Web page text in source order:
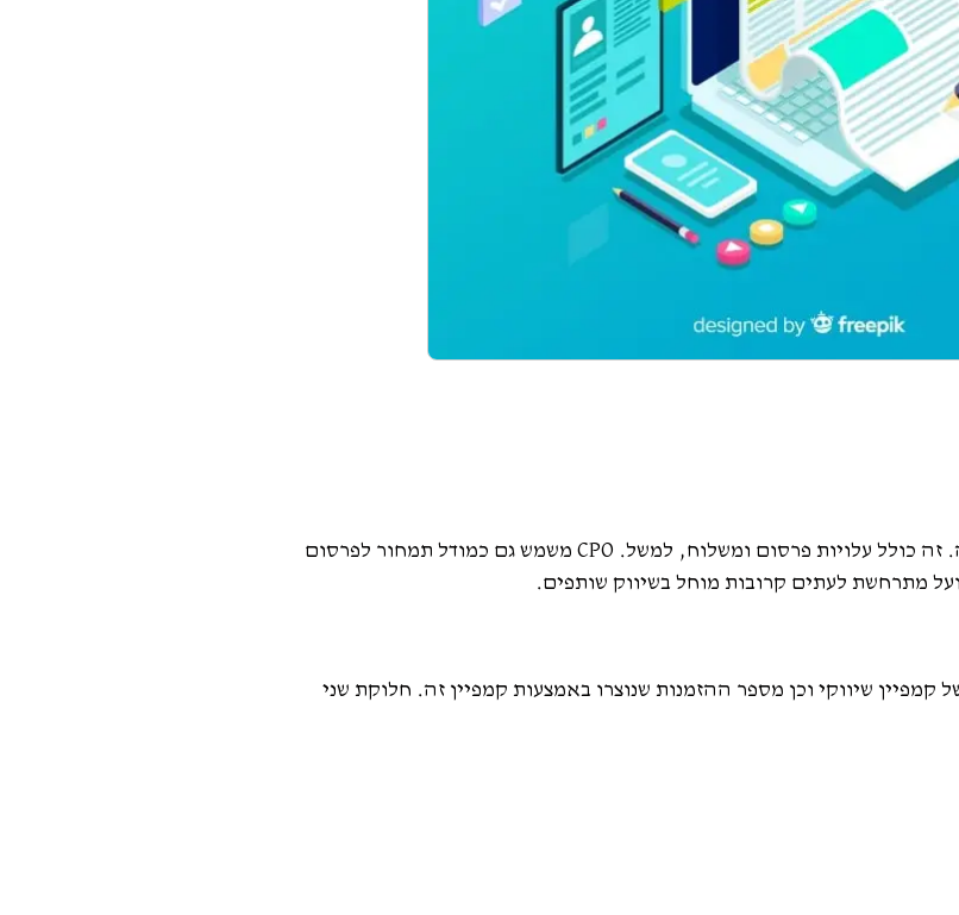
עלות להזמנה (CPO) משמשת לחישוב העלות הממוצעת של שיווק לכל מכירה. זה כולל עלויות פרסום ומשלוח, למשל. CPO משמש גם כמודל תמחור לפרסום
מתרחשת לעתים קרובות מוחל בשיווק שותפים.
שיווקי וכן מספר ההזמנות שנוצרו באמצעות קמפיין זה. חלוקת שני